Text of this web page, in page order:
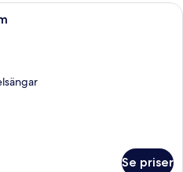
Ett dubbelrum med två sängar,
Se priser